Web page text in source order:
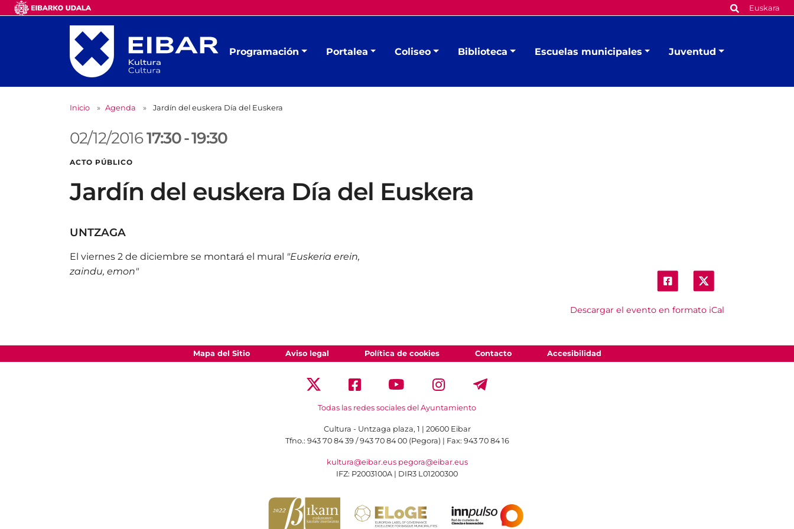
Euskara
Programación Portalea Coliseo Biblioteca Escuelas municipales Juventud
Inicio Agenda Jardín del euskera Día del Euskera
02/12/201617:30-19:30
ACTO PÚBLICO
Jardín del euskera Día del Euskera
UNTZAGA
Descargar el evento en formato iCal
El viernes 2 de diciembre se montará el mural "Euskeria erein,
zaindu, emon"
Mapa del Sitio Aviso legal Política de cookies Contacto Accesibilidad
Todas las redes sociales del Ayuntamiento
Cultura - Untzaga plaza, 1 | 20600 Eibar
Tfno.: 943 70 84 39 / 943 70 84 00 (Pegora) | Fax: 943 70 84 16
kultura@eibar.eus pegora@eibar.eus
IFZ: P2003100A | DIR3 L01200300